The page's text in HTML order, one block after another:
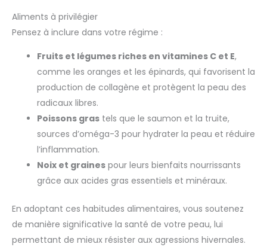
Aliments à privilégier
Pensez à inclure dans votre régime :
Fruits et légumes riches en vitamines C et E,
comme les oranges et les épinards, qui favorisent la
production de collagène et protègent la peau des
radicaux libres.
Poissons gras tels que le saumon et la truite,
sources d’oméga-3 pour hydrater la peau et réduire
l’inflammation.
Noix et graines pour leurs bienfaits nourrissants
grâce aux acides gras essentiels et minéraux.
En adoptant ces habitudes alimentaires, vous soutenez
de manière significative la santé de votre peau, lui
permettant de mieux résister aux agressions hivernales.